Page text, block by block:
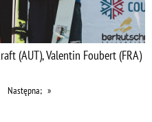
(AUT), Valentin Foubert (FRA)
Następna;